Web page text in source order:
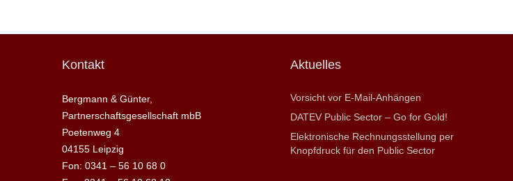
Kontakt
Bergmann & Günter,
Partnerschaftsgesellschaft mbB
Poetenweg 4
04155 Leipzig
Fon: 0341 – 56 10 68 0
Aktuelles
Vorsicht vor E-Mail-Anhängen
DATEV Public Sector – Go for Gold!
Elektronische Rechnungsstellung per
Knopfdruck für den Public Sector